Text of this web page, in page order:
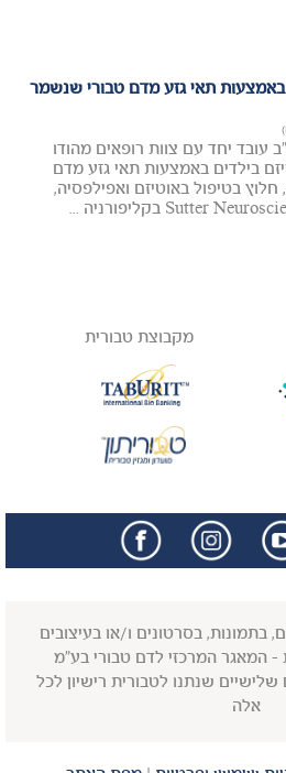
באמצעות תאי גזע מדם טבורי שנשמר
עובד יחד עם צוות רופאים מהודו
בילדים באמצעות תאי גזע מדם
חלוץ בטיפול באוטיזם ואפילפסיה,
מקבוצת טבורית
בתמונות, בסרטונים ו/או בעיצובים
- המאגר המרכזי לדם טבורי בע"מ
שנתנו לטבורית רישיון לכל
אלה